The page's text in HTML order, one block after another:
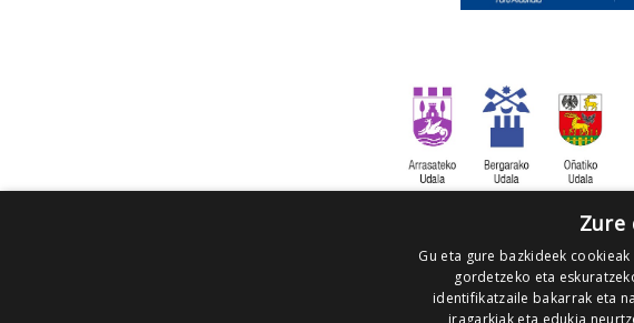
Zure
Gu eta gure bazkideek
gordetzeko eta
identifikatzaile bakarrak eta
iragarkiak eta edukia